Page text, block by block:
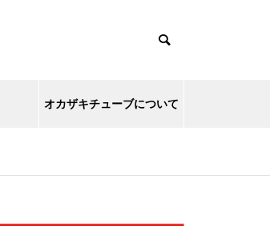
オカザキチューブについて